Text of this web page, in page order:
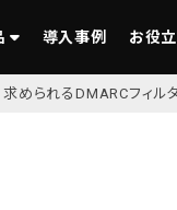
導入事例 お役
られるDMARCフィルタ